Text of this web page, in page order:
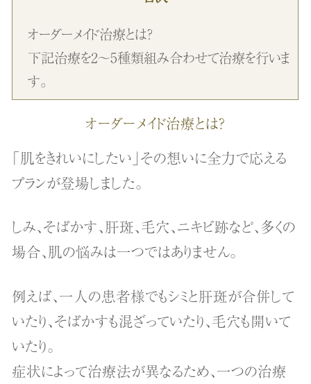
オーダーメイド治療とは？
下記治療を2～5種類組み合わせて治療を行いま
す。
オーダーメイド治療とは？
「肌をきれいにしたい」その想いに全力で応える
プランが登場しました。
しみ、そばかす、肝斑、毛穴、ニキビ跡など、多くの
場合、肌の悩みは一つではありません。
例えば、一人の患者様でもシミと肝斑が合併して
いたり、そばかすも混ざっていたり、毛穴も開いて
いたり。
症状によって治療法が異なるため、一つの治療